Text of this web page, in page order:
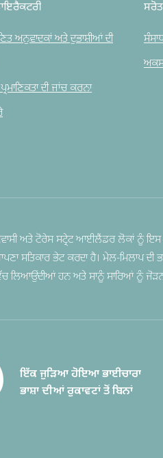
ਅਨੁਵਾਦਕਾਂ ਅਤੇ ਦੁਭਾਸ਼ੀਆਂ ਦੀ
ਦੀ ਜਾਂਚ ਕਰਨਾ
ਸਰੋਤ
ਅਤੇ ਟੋਰੇਸ ਸਟ੍ਰੇਟ ਆਈਲੈਂਡਰ ਲੋਕਾਂ ਨੂੰ ਇਸ
ਸਤਿਕਾਰ ਭੇਟ ਕਰਦਾ ਹੈ। ਮੇਲ-ਮਿਲਾਪ ਦੀ
ਲਿਆਉਂਦੀਆਂ ਹਨ ਅਤੇ ਸਾਨੂੰ ਸਾਰਿਆਂ ਨੂੰ ਜੋੜਨ
ਇੱਕ ਜੁੜਿਆ ਹੋਇਆ ਭਾਈਚਾਰਾ
ਭਾਸ਼ਾ ਦੀਆਂ ਰੁਕਾਵਟਾਂ ਤੋਂ ਬਿਨਾਂ